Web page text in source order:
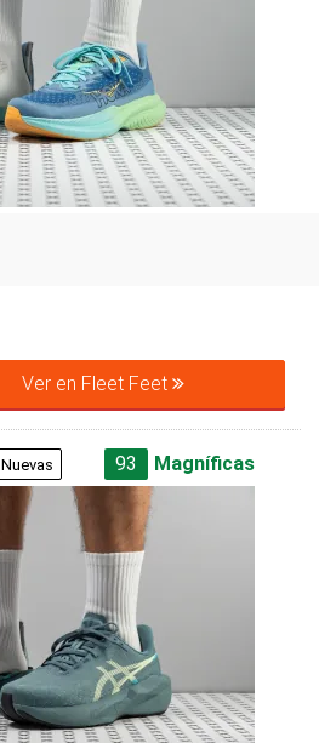
Ver en Fleet Feet
Nuevas 93 Magníficas